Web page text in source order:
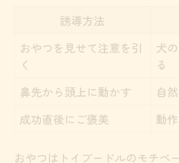
誘導方法
おやつを見せて注意を引
く
犬
る
鼻先から頭上に動かす
自
成功直後にご褒美
動
おやつはトイプードルのモチベ